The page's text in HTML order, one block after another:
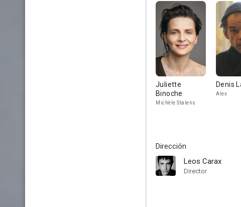
Juliette
Binoche
Michèle Stalens
Denis
Alex
Dirección
Leos Carax
Director